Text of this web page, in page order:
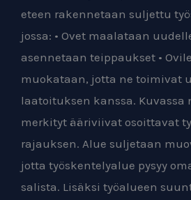
eteen rakennetaan suljettu
jossa: • Ovet maalataan
asennetaan teippaukset •
muokataan, jotta ne toimivat
laatoituksen kanssa. Kuvassa
merkityt ääriviivat osoittavat
rajauksen. Alue suljetaan
jotta työskentelyalue pysyy
salista. Lisäksi työalueen